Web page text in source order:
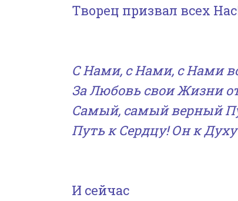
Творец призвал всех
С Нами, с Нами, с Нами
За Любовь свои Жизни
Самый, самый верный
Путь к Сердцу! Он к
И сейчас